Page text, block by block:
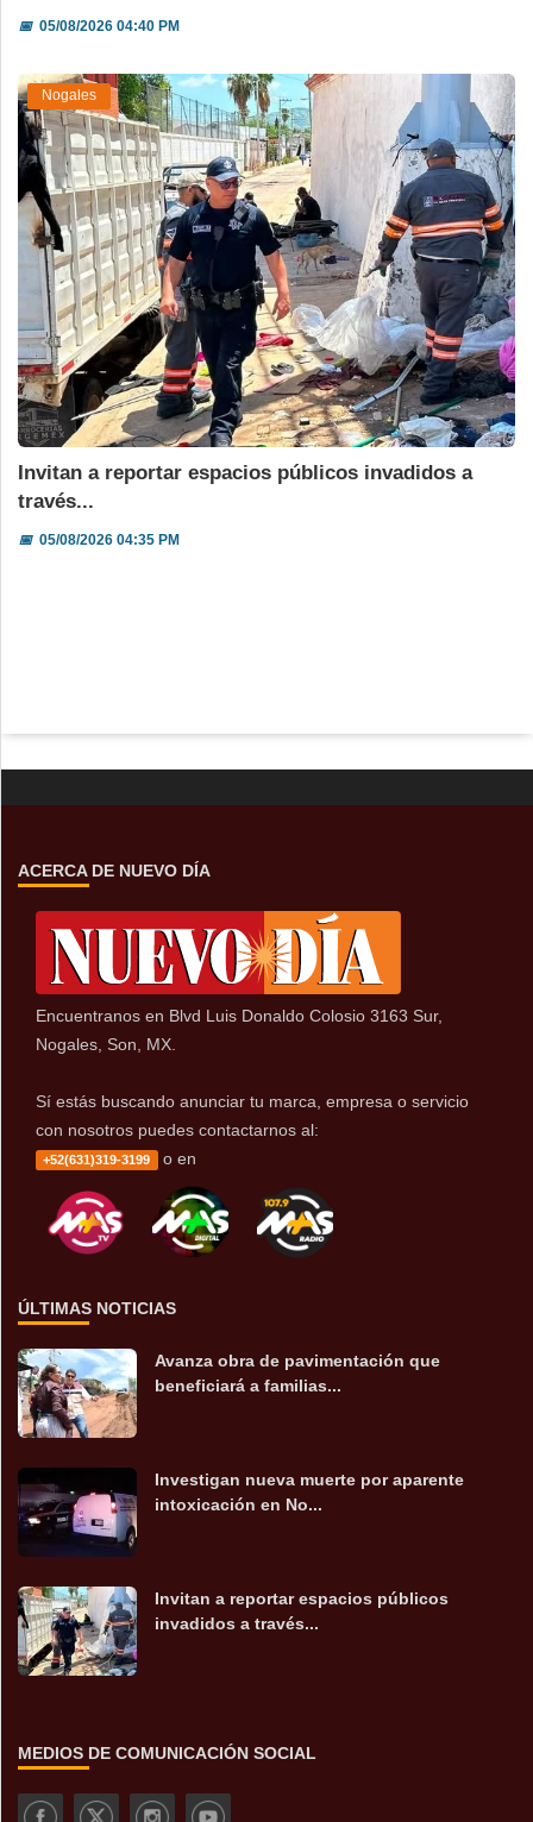
📅05/08/2026 04:40 PM
Nogales
Invitan a reportar espacios públicos invadidos a
través...
📅05/08/2026 04:35 PM
ACERCA DE NUEVO DÍA
Encuentranos en Blvd Luis Donaldo Colosio 3163 Sur,
Nogales, Son, MX.
Sí estás buscando anunciar tu marca, empresa o servicio
con nosotros puedes contactarnos al:
+52(631)319-3199 o en
ÚLTIMAS NOTICIAS
Avanza obra de pavimentación que
beneficiará a familias...
Investigan nueva muerte por aparente
intoxicación en No...
Invitan a reportar espacios públicos
invadidos a través...
MEDIOS DE COMUNICACIÓN SOCIAL